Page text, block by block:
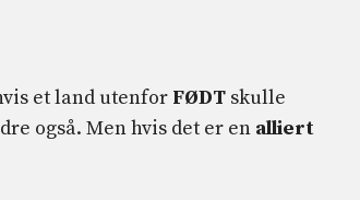
et land utenfor FØDT skulle
også. Men hvis det er en alliert